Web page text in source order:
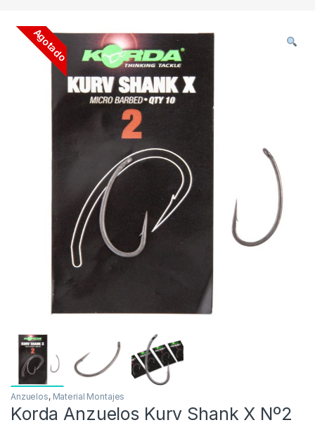
Agotado
Anzuelos, Material Montajes
Korda Anzuelos Kurv Shank X Nº2